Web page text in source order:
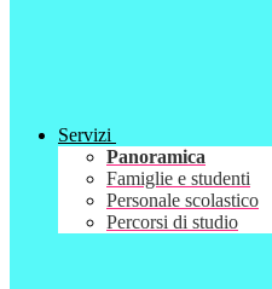
Servizi
Panoramica
Famiglie e studenti
Personale scolastico
Percorsi di studio